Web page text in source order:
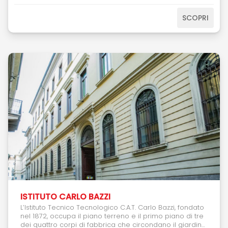
palcoscenico di innovazione. Come Raggiungerci:SCOPRI
ISTITUTO CARLO BAZZI
L’Istituto Tecnico Tecnologico C.A.T. Carlo Bazzi, fondato
nel 1872, occupa il piano terreno e il primo piano di tre
dei quattro corpi di fabbrica che circondano il giardino